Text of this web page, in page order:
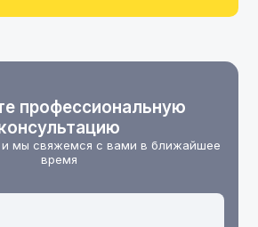
профессиональную
и мы свяжемся с вами в ближайшее
время